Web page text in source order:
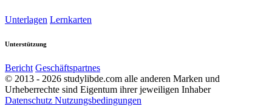
Unterlagen Lernkarten
Unterstützung
Bericht Geschäftspartnes
© 2013 - 2026 studylibde.com alle anderen Marken und
Urheberrechte sind Eigentum ihrer jeweiligen Inhaber
Datenschutz Nutzungsbedingungen